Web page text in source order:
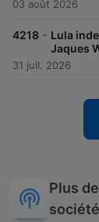
03 août 2026
4218 - Lula
Jaques
31 juil. 2026
Plus
société